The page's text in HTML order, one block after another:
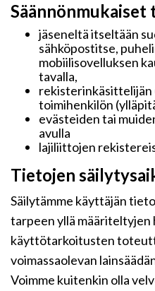
jäseneltä itseltään
sähköpostitse,
mobiilisovelluksen
tavalla,
rekisterinkäsittelijän
toimihenkilön
evästeiden tai
avulla
lajiliittojen
Tietojen
Säilytämme käyttäjän
tarpeen yllä
käyttötarkoitusten
voimassaolevan
Voimme kuitenkin olla